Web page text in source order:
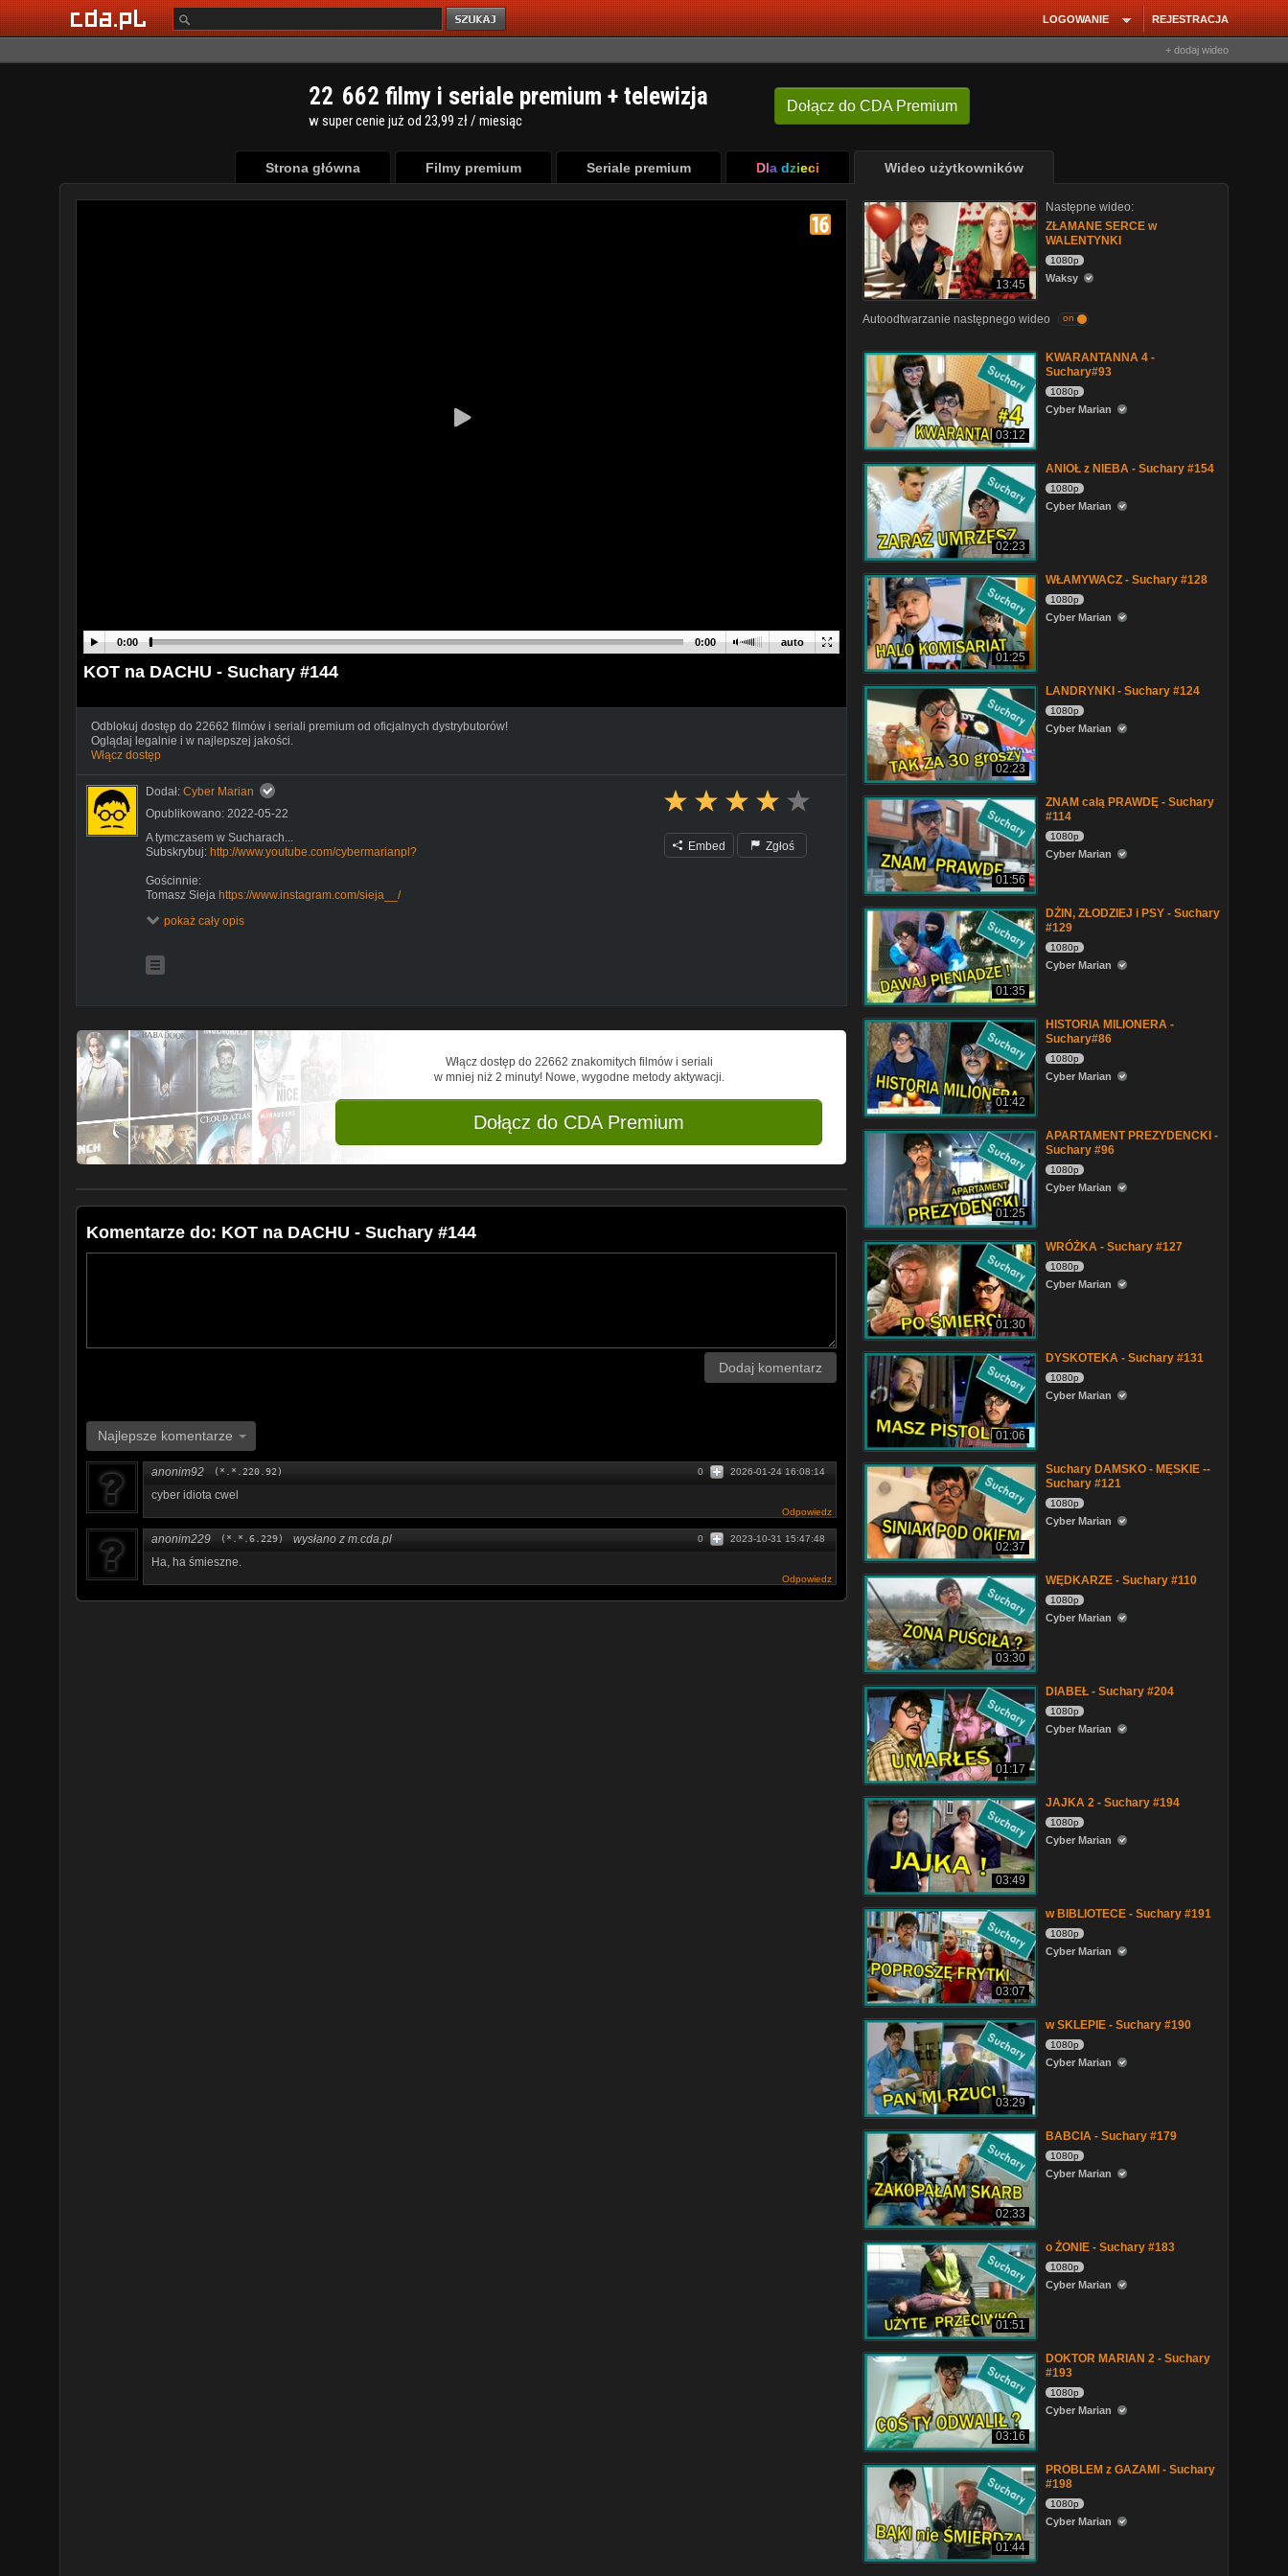
REJESTRACJA
LOGOWANIE
+ dodaj wideo
Dołącz do CDA Premium
22 662 filmy i seriale premium + telewizja
w super cenie już od 23,99 zł / miesiąc
Strona główna Filmy premium Seriale premium Dla dzieci Wideo użytkowników
auto
0:00 0:00
KOT na DACHU - Suchary #144
Odblokuj dostęp do 22662 filmów i seriali premium od oficjalnych dystrybutorów!
Oglądaj legalnie i w najlepszej jakości.
Włącz dostęp
Dodał: Cyber Marian
Opublikowano: 2022-05-22
A tymczasem w Sucharach...
Subskrybuj: http://www.youtube.com/cybermarianpl?
Gościnnie:
Tomasz Sieja https://www.instagram.com/sieja__/
MUZYKA:http://bit.ly/2aopX5r
Prywatne foty Mariana:
Dołącz do Cyber Gwardii:
Posłuchaj Cyber Muzy w następujących serwisach:
Spotify: https://spoti.fi/2Kz4RDz
Tidal: https://bit.ly/2QM2jWd
Deezer: https://bit.ly/2vMmGtl
Apple Music:https://apple.co/2MufY2z
iTunes:https://apple.co/2OirkY0
Napster:https://bit.ly/2Or0dtT
Amazon:https://amzn.to/2MlcWRa
pokaż cały opis
Embed Zgłoś
Włącz dostęp do 22662 znakomitych filmów i seriali
w mniej niż 2 minuty! Nowe, wygodne metody aktywacji.
Dołącz do CDA Premium
Komentarze do: KOT na DACHU - Suchary #144
Dodaj komentarz
Najlepsze komentarze
anonim92 (*.*.220.92) 2026-01-24 16:08:14
0
cyber idiota cwel
Odpowiedz
anonim229 (*.*.6.229) wysłano z m.cda.pl 2023-10-31 15:47:48
0
Ha, ha śmieszne.
Odpowiedz
13:45
Następne wideo:
ZŁAMANE SERCE w
WALENTYNKI
1080p
Waksy
Autoodtwarzanie następnego wideo on
03:12
KWARANTANNA 4 -
Suchary#93
1080p
Cyber Marian
02:23
ANIOŁ z NIEBA - Suchary #154
1080p
Cyber Marian
01:25
WŁAMYWACZ - Suchary #128
1080p
Cyber Marian
02:23
LANDRYNKI - Suchary #124
1080p
Cyber Marian
01:56
ZNAM całą PRAWDĘ - Suchary
#114
1080p
Cyber Marian
01:35
DŻIN, ZŁODZIEJ i PSY - Suchary
#129
1080p
Cyber Marian
01:42
HISTORIA MILIONERA -
Suchary#86
1080p
Cyber Marian
01:25
APARTAMENT PREZYDENCKI -
Suchary #96
1080p
Cyber Marian
01:30
WRÓŻKA - Suchary #127
1080p
Cyber Marian
01:06
DYSKOTEKA - Suchary #131
1080p
Cyber Marian
02:37
Suchary DAMSKO - MĘSKIE --
Suchary #121
1080p
Cyber Marian
03:30
WĘDKARZE - Suchary #110
1080p
Cyber Marian
01:17
DIABEŁ - Suchary #204
1080p
Cyber Marian
03:49
JAJKA 2 - Suchary #194
1080p
Cyber Marian
03:07
w BIBLIOTECE - Suchary #191
1080p
Cyber Marian
03:29
w SKLEPIE - Suchary #190
1080p
Cyber Marian
02:33
BABCIA - Suchary #179
1080p
Cyber Marian
01:51
o ŻONIE - Suchary #183
1080p
Cyber Marian
03:16
DOKTOR MARIAN 2 - Suchary
#193
1080p
Cyber Marian
01:44
PROBLEM z GAZAMI - Suchary
#198
1080p
Cyber Marian